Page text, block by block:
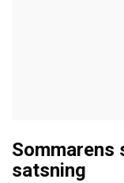
Sommarens
satsning